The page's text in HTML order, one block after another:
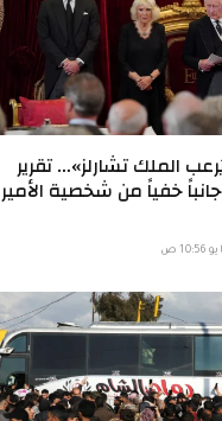
الملك تشارلز»… تقرير
خفياً من شخصية الأمير